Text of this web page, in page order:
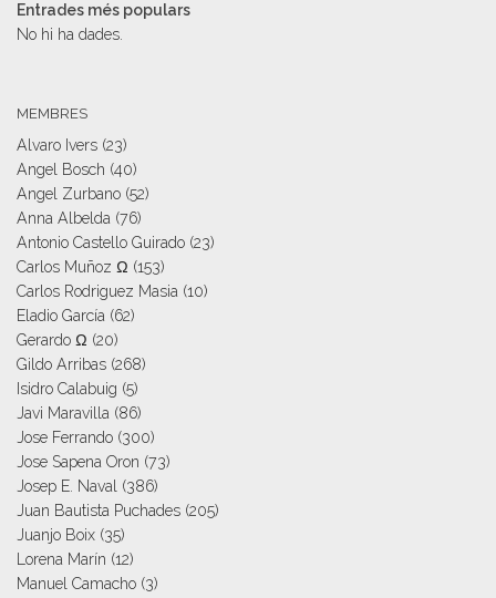
Entrades més populars
No hi ha dades.
MEMBRES
Alvaro Ivers (23)
Angel Bosch (40)
Angel Zurbano (52)
Anna Albelda (76)
Antonio Castello Guirado (23)
Carlos Muñoz Ω (153)
Carlos Rodriguez Masia (10)
Eladio García (62)
Gerardo Ω (20)
Gildo Arribas (268)
Isidro Calabuig (5)
Javi Maravilla (86)
Jose Ferrando (300)
Jose Sapena Oron (73)
Josep E. Naval
(386)
Juan Bautista Puchades (205)
Juanjo Boix (35)
Lorena Marín (12)
Manuel Camacho (3)